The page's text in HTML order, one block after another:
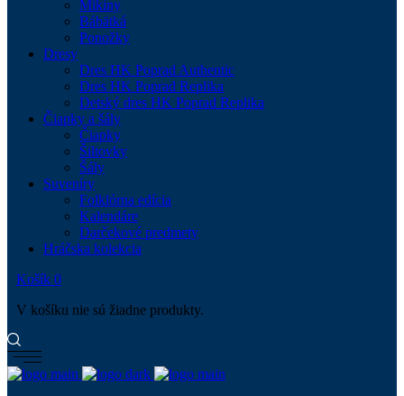
Mikiny
Bábätká
Ponožky
Dresy
Dres HK Poprad Authentic
Dres HK Poprad Replika
Detský dres HK Poprad Replika
Čiapky a šály
Čiapky
Šiltovky
Šály
Suveníry
Folklórna edícia
Kalendáre
Darčekové predmety
Hráčska kolekcia
Košík 0
V košíku nie sú žiadne produkty.